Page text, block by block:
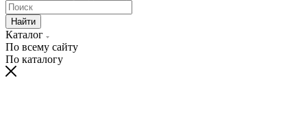
Найти
Каталог
По всему сайту
По каталогу